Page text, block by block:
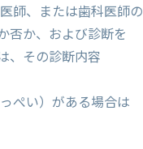
師、または歯科医師の
否か、および診断を
、その診断内容
っぺい）がある場合は